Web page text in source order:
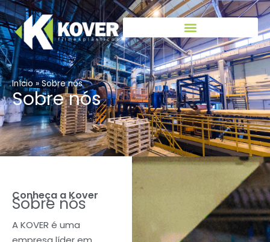
Início »Sobre nós
Sobre nós
Conheça a Kover
Sobre nós
A KOVER é uma